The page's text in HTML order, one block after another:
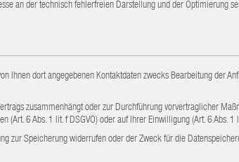
an der technisch fehlerfreien Darstellung und der Optimierung
dort angegebenen Kontaktdaten zwecks Bearbeitung der
zusammenhängt oder zur Durchführung vorvertraglicher
6 Abs. 1 lit. f DSGVO) oder auf Ihrer Einwilligung (Art. 6 Abs. 1
zur Speicherung widerrufen oder der Zweck für die